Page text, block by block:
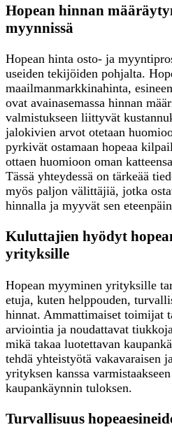
Hopean hinnan
myynnissä
Hopean hinta osto- ja
useiden tekijöiden pohjalta.
maailmanmarkkinahinta,
ovat avainasemassa hinnan
valmistukseen liittyvät
jalokivien arvot otetaan
pyrkivät ostamaan hopeaa
ottaen huomioon oman
Tässä yhteydessä on tärkeää
myös paljon välittäjiä, jotka
hinnalla ja myyvät sen
Kuluttajien hyödyt
yrityksille
Hopean myyminen yrityksille
etuja, kuten helppouden,
hinnat. Ammattimaiset toimijat
arviointia ja noudattavat
mikä takaa luotettavan
tehdä yhteistyötä vakavaraisen
yrityksen kanssa
kaupankäynnin tuloksen.
Turvallisuus